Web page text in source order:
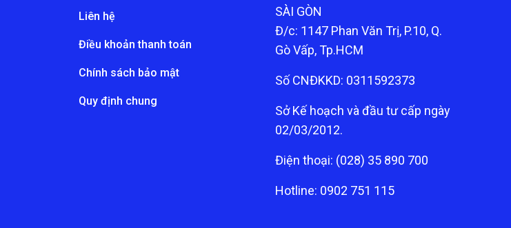
Liên hệ
Điều khoản thanh toán
Chính sách bảo mật
Quy định chung
SÀI GÒN
Đ/c: 1147 Phan Văn Trị, P.10, Q.
Gò Vấp, Tp.HCM
Số CNĐKKD: 0311592373
Sở Kế hoạch và đầu tư cấp ngày
02/03/2012.
Điện thoại: (028) 35 890 700
Hotline: 0902 751 115